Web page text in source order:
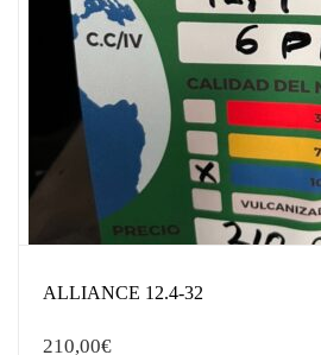
ALLIANCE 12.4-32
210,00€